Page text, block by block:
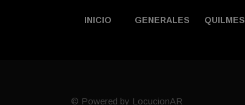
INICIO GENERALES QUILMES
© Powered by LocucionAR